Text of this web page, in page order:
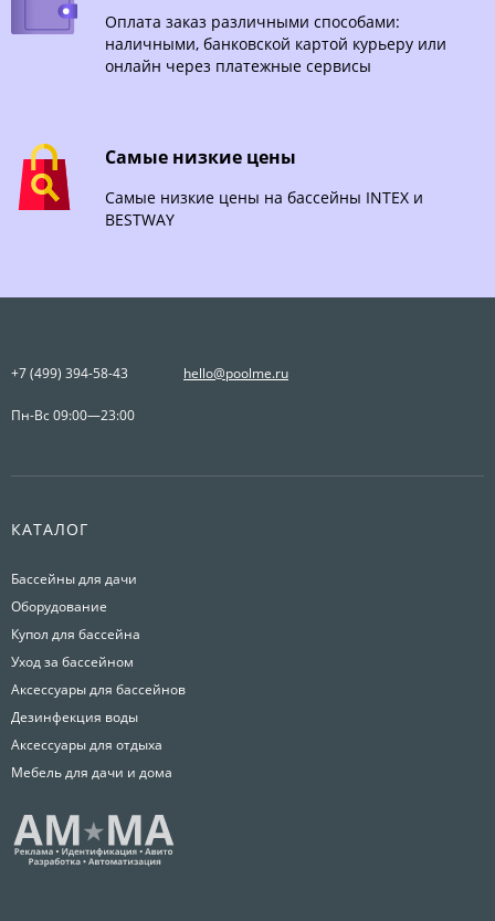
Оплата заказ различными способами:
наличными, банковской картой курьеру или
онлайн через платежные сервисы
Самые низкие цены
Самые низкие цены на бассейны INTEX и
BESTWAY
+7 (499) 394-58-43 hello@poolme.ru
Пн-Вс 09:00—23:00
КАТАЛОГ
Бассейны для дачи
Оборудование
Купол для бассейна
Уход за бассейном
Аксессуары для бассейнов
Дезинфекция воды
Аксессуары для отдыха
Мебель для дачи и дома